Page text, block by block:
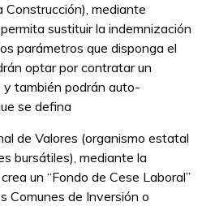
Construcción), mediante
sustituir la indemnización
parámetros que disponga el
optar por contratar un
también podrán auto-
se defina
de Valores (organismo estatal
bursátiles), mediante la
un “Fondo de Cese Laboral”
Comunes de Inversión o